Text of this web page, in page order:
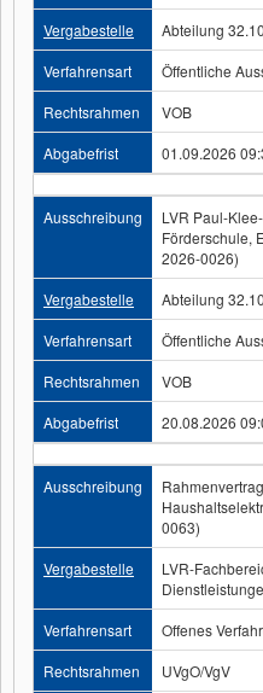
Vergabestelle
Abteilung 32.10
Verfahrensart
Öffentliche
Rechtsrahmen
VOB
Abgabefrist
01.09.2026
Ausschreibung
LVR Paul-
Förderschule,
2026-0026)
Vergabestelle
Abteilung 32.10
Verfahrensart
Öffentliche
Rechtsrahmen
VOB
Abgabefrist
20.08.2026
Ausschreibung
0063)
Vergabestelle
LVR-
Verfahrensart
Offenes
Rechtsrahmen
UVgO/VgV